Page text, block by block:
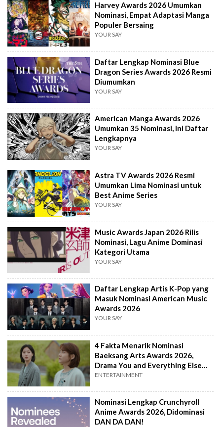
Harvey Awards 2026 Umumkan
Nominasi, Empat Adaptasi Manga
Populer Bersaing
YOUR SAY
Daftar Lengkap Nominasi Blue
Dragon Series Awards 2026 Resmi
Diumumkan
YOUR SAY
American Manga Awards 2026
Umumkan 35 Nominasi, Ini Daftar
Lengkapnya
YOUR SAY
Astra TV Awards 2026 Resmi
Umumkan Lima Nominasi untuk
Best Anime Series
YOUR SAY
Music Awards Japan 2026 Rilis
Nominasi, Lagu Anime Dominasi
Kategori Utama
YOUR SAY
Daftar Lengkap Artis K-Pop yang
Masuk Nominasi American Music
Awards 2026
YOUR SAY
4 Fakta Menarik Nominasi
Baeksang Arts Awards 2026,
Drama You and Everything Else
Paling Disorot
ENTERTAINMENT
Nominasi Lengkap Crunchyroll
Anime Awards 2026, Didominasi
DAN DA DAN!